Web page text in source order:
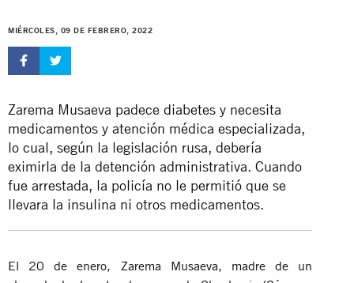
MIÉRCOLES, 09 DE FEBRERO, 2022
Zarema Musaeva padece diabetes y necesita
medicamentos y atención médica especializada,
lo cual, según la legislación rusa, debería
eximirla de la detención administrativa. Cuando
fue arrestada, la policía no le permitió que se
llevara la insulina ni otros medicamentos.
El 20 de enero, Zarema Musaeva, madre de un